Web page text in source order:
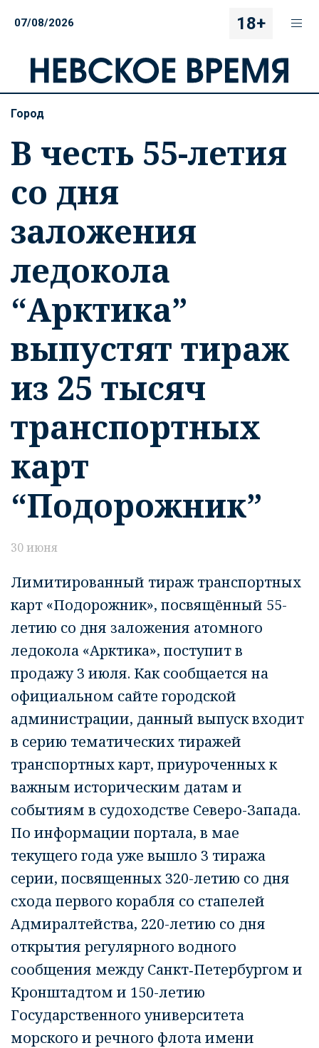
07/08/2026 18+
Город
В честь 55-летия
со дня
заложения
ледокола
“Арктика”
выпустят тираж
из 25 тысяч
транспортных
карт
“Подорожник”
30 июня
Лимитированный тираж транспортных
карт «Подорожник», посвящённый 55-
летию со дня заложения атомного
ледокола «Арктика», поступит в
продажу 3 июля. Как сообщается на
официальном сайте городской
администрации, данный выпуск входит
в серию тематических тиражей
транспортных карт, приуроченных к
важным историческим датам и
событиям в судоходстве Северо-Запада.
По информации портала, в мае
текущего года уже вышло 3 тиража
серии, посвященных 320-летию со дня
схода первого корабля со стапелей
Адмиралтейства, 220-летию со дня
открытия регулярного водного
сообщения между Санкт‑Петербургом и
Кронштадтом и 150-летию
Государственного университета
морского и речного флота имени